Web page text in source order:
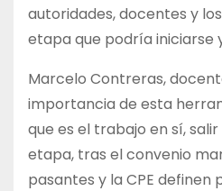
autoridades, docentes y
etapa que podría iniciarse
Marcelo Contreras,
importancia de esta
que es el trabajo en sí,
etapa, tras el convenio
pasantes y la CPE